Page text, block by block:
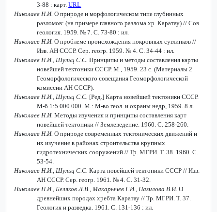
3-88 : карт.URL
Николаев Н.И. О природе и морфологическом типе глубинных
разломов: (на примере главного разлома хр. Каратау) // Сов.
геология. 1959. № 7. С. 73-80 : ил.
Николаев Н.И. О проблеме происхождения покровных суглинков //
Изв. АН СССР. Сер. геогр. 1959. № 4. С. 34-44 : ил.
Николаев Н.И., Шульц С.С. Принципы и методы составления карты
новейшей тектоники СССР. М., 1959. 23 с. (Материалы 2
Геоморфологического совещания Геоморфологической
комиссии АН СССР).
Николаев Н.И., Шульц С.С. [Ред.] Карта новейшей тектоники СССР.
М-б 1:5 000 000. М.: М-во геол. и охраны недр, 1959. 8 л.
Николаев Н.И. Методы изучения и принципы составления карт
новейшей тектоники // Землеведение. 1960. С. 258-260.
Николаев Н.И. О природе современных тектонических движений и
их изучение в районах строительства крупных
гидротехнических сооружений // Тр. МГРИ. Т. 38. 1960. С.
53-54.
Николаев Н.И., Шульц С.С. Карта новейшей тектоники СССР // Изв.
АН СССР. Сер. геогр. 1961. № 4. С. 31-32.
Николаев Н.И., Беляков Л.В., Макарычев Г.И., Пазилова В.И. О
древнейших породах хребта Каратау // Тр. МГРИ. Т. 37.
Геология и разведка. 1961. С. 131-136 : ил.